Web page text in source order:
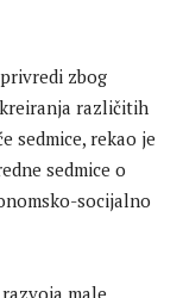
zbog
različitih
sedmice, rekao je
sedmice o
socijalno
male